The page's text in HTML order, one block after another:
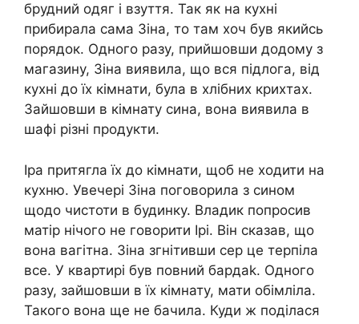
брудний одяг і взуття. Так як на кухні
прибирала сама Зіна, то там хоч був якийсь
порядок. Одного разу, прийшовши додому з
магазину, Зіна виявила, що вся підлога, від
кухні до їх кімнати, була в хлібних крихтах.
Зайшовши в кімнату сина, вона виявила в
шафі різні продукти.
Іра притягла їх до кімнати, щоб не ходити на
кухню. Увечері Зіна поговорила з сином
щодо чистоти в будинку. Владик попросив
матір нічого не говорити Ірі. Він сказав, що
вона вагітна. Зіна згнітивши сер це терпіла
все. У квартирі був повний бардаk. Одного
разу, зайшовши в їх кімнату, мати обімліла.
Такого вона ще не бачила. Куди ж поділася